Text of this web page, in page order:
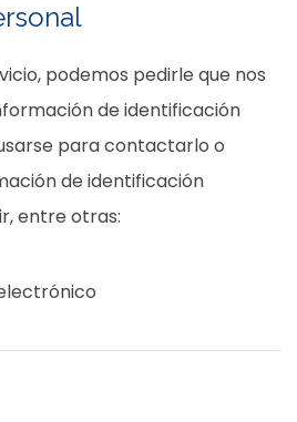
podemos pedirle que nos
de identificación
para contactarlo o
de identificación
entre otras: